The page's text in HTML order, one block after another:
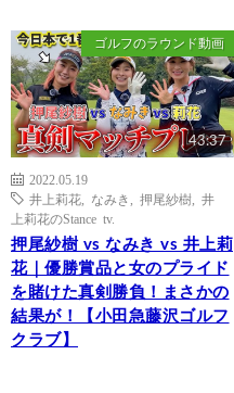
ゴルフのラウンド動画
43:37
2022.05.19
井上莉花
なみき 押尾紗樹
井
上莉花のStance tv.
押尾紗樹 vs なみき vs 井上莉
花｜優勝賞品と女のプライド
を賭けた真剣勝負！まさかの
結果が！【小田急藤沢ゴルフ
クラブ】